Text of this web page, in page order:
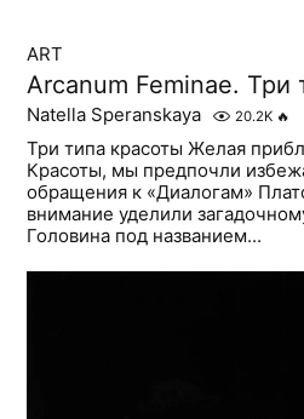
ART
Arcanum Feminae. Три
Natella Speranskaya 20.2K 🔥
Три типа красоты Желая
Красоты, мы предпочли
обращения к «Диалогам»
внимание уделили
Головина под названием...